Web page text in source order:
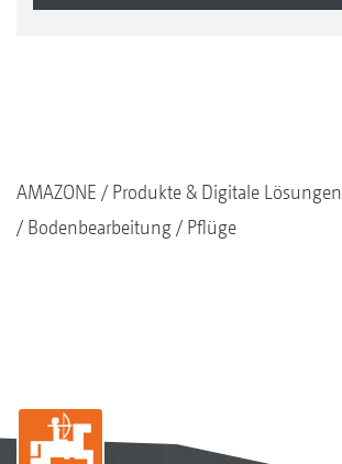
AMAZONE
Produkte & Digitale Lösungen
Bodenbearbeitung
Pflüge